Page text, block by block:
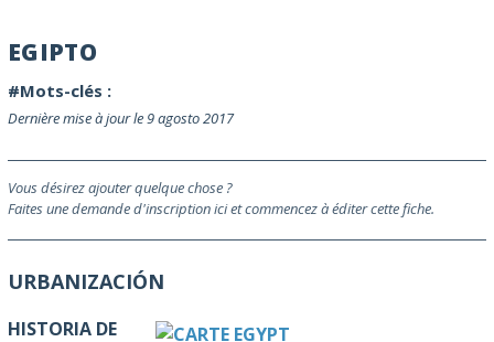
EGIPTO
#Mots-clés :
Dernière mise à jour le 9 agosto 2017
Vous désirez ajouter quelque chose ?
Faites une demande d'inscription ici et commencez à éditer cette fiche.
URBANIZACIÓN
HISTORIA DE